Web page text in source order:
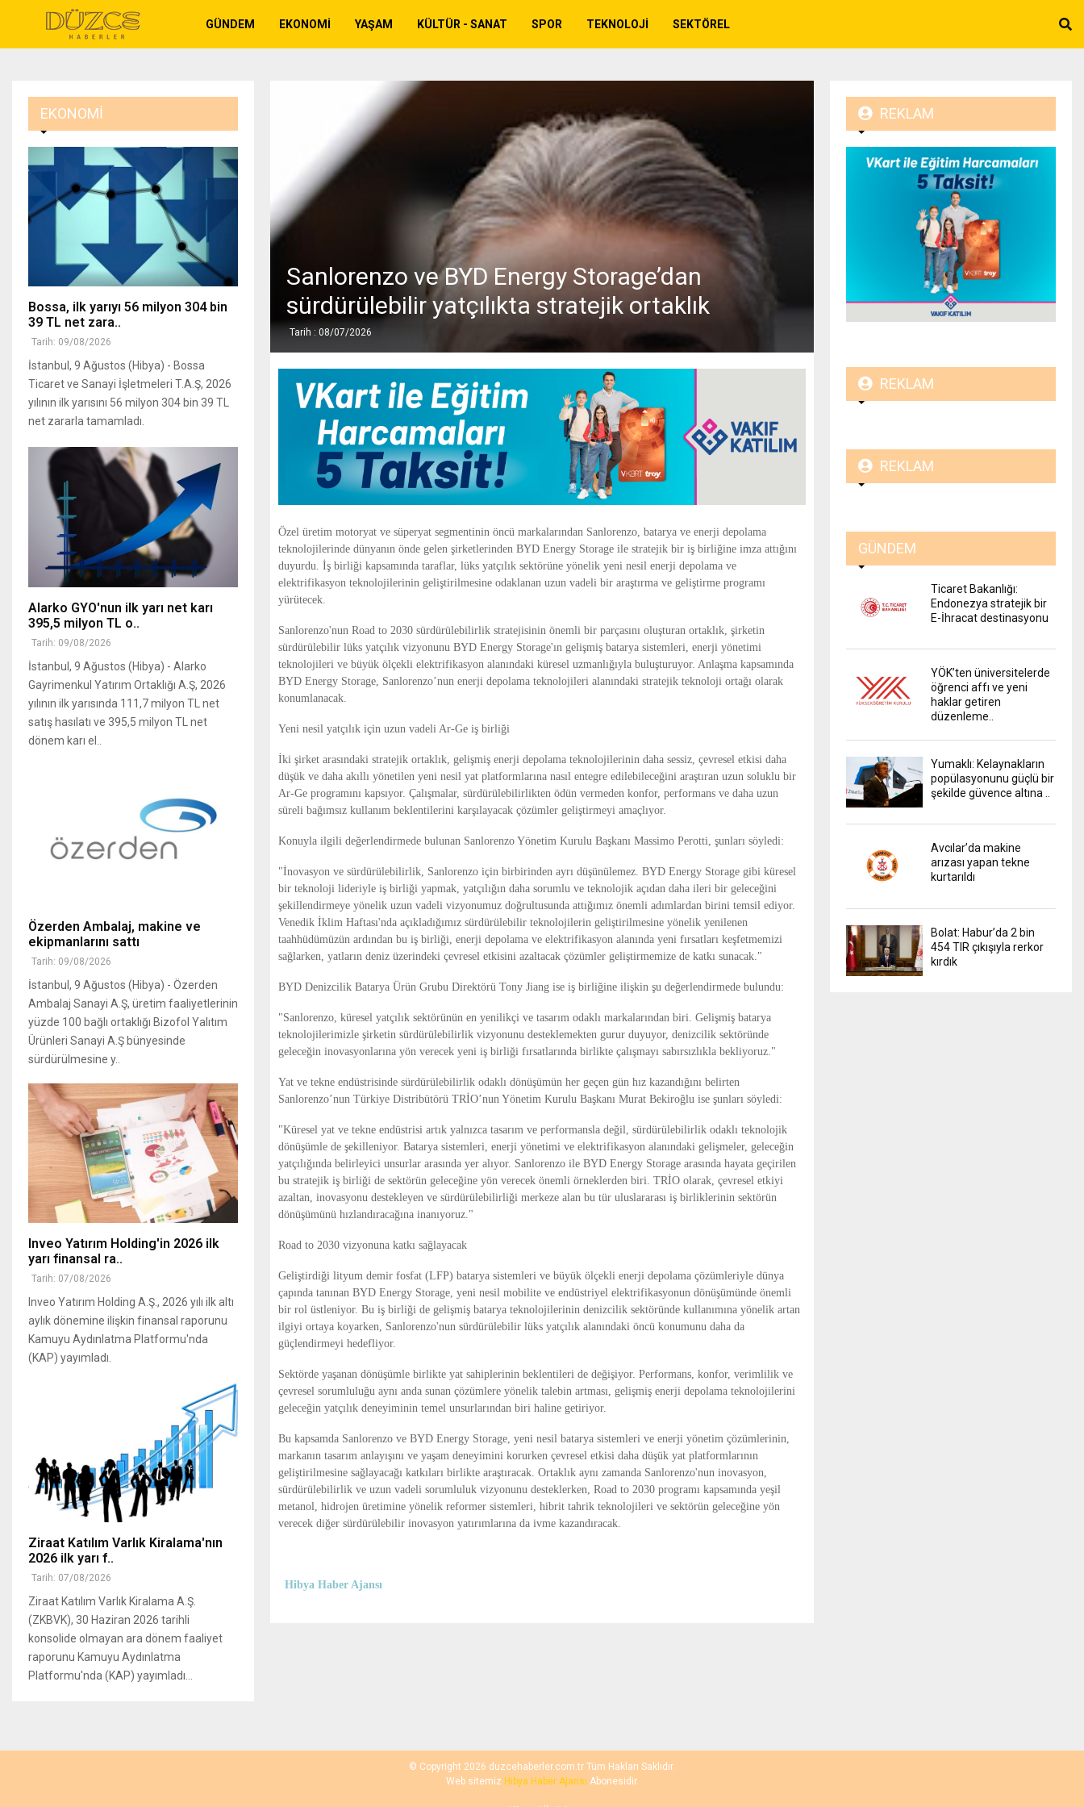
GÜNDEM EKONOMI YAŞAM KÜLTÜR - SANAT SPOR TEKNOLOJI SEKTÖREL
Sanlorenzo ve BYD Energy Storage’dan
sürdürülebilir yatçılıkta stratejik ortaklık
Tarih : 08/07/2026
Özel üretim motoryat ve süperyat segmentinin öncü markalarından Sanlorenzo, batarya ve enerji depolama
teknolojilerinde dünyanın önde gelen şirketlerinden BYD Energy Storage ile stratejik bir iş birliğine imza attığını
duyurdu. İş birliği kapsamında taraflar, lüks yatçılık sektörüne yönelik yeni nesil enerji depolama ve
elektrifikasyon teknolojilerinin geliştirilmesine odaklanan uzun vadeli bir araştırma ve geliştirme programı
yürütecek.
Sanlorenzo'nun Road to 2030 sürdürülebilirlik stratejisinin önemli bir parçasını oluşturan ortaklık, şirketin
sürdürülebilir lüks yatçılık vizyonunu BYD Energy Storage'ın gelişmiş batarya sistemleri, enerji yönetimi
teknolojileri ve büyük ölçekli elektrifikasyon alanındaki küresel uzmanlığıyla buluşturuyor. Anlaşma kapsamında
BYD Energy Storage, Sanlorenzo’nun enerji depolama teknolojileri alanındaki stratejik teknoloji ortağı olarak
konumlanacak.
Yeni nesil yatçılık için uzun vadeli Ar-Ge iş birliği
İki şirket arasındaki stratejik ortaklık, gelişmiş enerji depolama teknolojilerinin daha sessiz, çevresel etkisi daha
düşük ve daha akıllı yönetilen yeni nesil yat platformlarına nasıl entegre edilebileceğini araştıran uzun soluklu bir
Ar-Ge programını kapsıyor. Çalışmalar, sürdürülebilirlikten ödün vermeden konfor, performans ve daha uzun
süreli bağımsız kullanım beklentilerini karşılayacak çözümler geliştirmeyi amaçlıyor.
Konuyla ilgili değerlendirmede bulunan Sanlorenzo Yönetim Kurulu Başkanı Massimo Perotti, şunları söyledi:
"İnovasyon ve sürdürülebilirlik, Sanlorenzo için birbirinden ayrı düşünülemez. BYD Energy Storage gibi küresel
bir teknoloji lideriyle iş birliği yapmak, yatçılığın daha sorumlu ve teknolojik açıdan daha ileri bir geleceğini
şekillendirmeye yönelik uzun vadeli vizyonumuz doğrultusunda attığımız önemli adımlardan birini temsil ediyor.
Venedik İklim Haftası'nda açıkladığımız sürdürülebilir teknolojilerin geliştirilmesine yönelik yenilenen
taahhüdümüzün ardından bu iş birliği, enerji depolama ve elektrifikasyon alanında yeni fırsatları keşfetmemizi
sağlarken, yatların deniz üzerindeki çevresel etkisini azaltacak çözümler geliştirmemize de katkı sunacak."
BYD Denizcilik Batarya Ürün Grubu Direktörü Tony Jiang ise iş birliğine ilişkin şu değerlendirmede bulundu:
"Sanlorenzo, küresel yatçılık sektörünün en yenilikçi ve tasarım odaklı markalarından biri. Gelişmiş batarya
teknolojilerimizle şirketin sürdürülebilirlik vizyonunu desteklemekten gurur duyuyor, denizcilik sektöründe
geleceğin inovasyonlarına yön verecek yeni iş birliği fırsatlarında birlikte çalışmayı sabırsızlıkla bekliyoruz."
Yat ve tekne endüstrisinde sürdürülebilirlik odaklı dönüşümün her geçen gün hız kazandığını belirten
Sanlorenzo’nun Türkiye Distribütörü TRİO’nun Yönetim Kurulu Başkanı Murat Bekiroğlu ise şunları söyledi:
"Küresel yat ve tekne endüstrisi artık yalnızca tasarım ve performansla değil, sürdürülebilirlik odaklı teknolojik
dönüşümle de şekilleniyor. Batarya sistemleri, enerji yönetimi ve elektrifikasyon alanındaki gelişmeler, geleceğin
yatçılığında belirleyici unsurlar arasında yer alıyor. Sanlorenzo ile BYD Energy Storage arasında hayata geçirilen
bu stratejik iş birliği de sektörün geleceğine yön verecek önemli örneklerden biri. TRİO olarak, çevresel etkiyi
azaltan, inovasyonu destekleyen ve sürdürülebilirliği merkeze alan bu tür uluslararası iş birliklerinin sektörün
dönüşümünü hızlandıracağına inanıyoruz."
Road to 2030 vizyonuna katkı sağlayacak
Geliştirdiği lityum demir fosfat (LFP) batarya sistemleri ve büyük ölçekli enerji depolama çözümleriyle dünya
çapında tanınan BYD Energy Storage, yeni nesil mobilite ve endüstriyel elektrifikasyonun dönüşümünde önemli
bir rol üstleniyor. Bu iş birliği de gelişmiş batarya teknolojilerinin denizcilik sektöründe kullanımına yönelik artan
ilgiyi ortaya koyarken, Sanlorenzo'nun sürdürülebilir lüks yatçılık alanındaki öncü konumunu daha da
güçlendirmeyi hedefliyor.
Sektörde yaşanan dönüşümle birlikte yat sahiplerinin beklentileri de değişiyor. Performans, konfor, verimlilik ve
çevresel sorumluluğu aynı anda sunan çözümlere yönelik talebin artması, gelişmiş enerji depolama teknolojilerini
geleceğin yatçılık deneyiminin temel unsurlarından biri haline getiriyor.
Bu kapsamda Sanlorenzo ve BYD Energy Storage, yeni nesil batarya sistemleri ve enerji yönetim çözümlerinin,
markanın tasarım anlayışını ve yaşam deneyimini korurken çevresel etkisi daha düşük yat platformlarının
geliştirilmesine sağlayacağı katkıları birlikte araştıracak. Ortaklık aynı zamanda Sanlorenzo'nun inovasyon,
sürdürülebilirlik ve uzun vadeli sorumluluk vizyonunu desteklerken, Road to 2030 programı kapsamında yeşil
metanol, hidrojen üretimine yönelik reformer sistemleri, hibrit tahrik teknolojileri ve sektörün geleceğine yön
verecek diğer sürdürülebilir inovasyon yatırımlarına da ivme kazandıracak.
Hibya Haber Ajansı
EKONOMI
Bossa, ilk yarıyı 56 milyon 304 bin
39 TL net zara..
Tarih: 09/08/2026
İstanbul, 9 Ağustos (Hibya) - Bossa
Ticaret ve Sanayi İşletmeleri T.A.Ş, 2026
yılının ilk yarısını 56 milyon 304 bin 39 TL
net zararla tamamladı.
Alarko GYO'nun ilk yarı net karı
395,5 milyon TL o..
Tarih: 09/08/2026
İstanbul, 9 Ağustos (Hibya) - Alarko
Gayrimenkul Yatırım Ortaklığı A.Ş, 2026
yılının ilk yarısında 111,7 milyon TL net
satış hasılatı ve 395,5 milyon TL net
dönem karı el..
Özerden Ambalaj, makine ve
ekipmanlarını sattı
Tarih: 09/08/2026
İstanbul, 9 Ağustos (Hibya) - Özerden
Ambalaj Sanayi A.Ş, üretim faaliyetlerinin
yüzde 100 bağlı ortaklığı Bizofol Yalıtım
Ürünleri Sanayi A.Ş bünyesinde
sürdürülmesine y..
Inveo Yatırım Holding'in 2026 ilk
yarı finansal ra..
Tarih: 07/08/2026
Inveo Yatırım Holding A.Ş., 2026 yılı ilk altı
aylık dönemine ilişkin finansal raporunu
Kamuyu Aydınlatma Platformu'nda
(KAP) yayımladı.
Ziraat Katılım Varlık Kiralama'nın
2026 ilk yarı f..
Tarih: 07/08/2026
Ziraat Katılım Varlık Kiralama A.Ş.
(ZKBVK), 30 Haziran 2026 tarihli
konsolide olmayan ara dönem faaliyet
raporunu Kamuyu Aydınlatma
Platformu'nda (KAP) yayımladı...
REKLAM
REKLAM
REKLAM
GÜNDEM
Ticaret Bakanlığı:
Endonezya stratejik bir
E-İhracat destinasyonu
YÖK’ten üniversitelerde
öğrenci affı ve yeni
haklar getiren
düzenleme..
Yumaklı: Kelaynakların
popülasyonunu güçlü bir
şekilde güvence altına ..
Avcılar’da makine
arızası yapan tekne
kurtarıldı
Bolat: Habur’da 2 bin
454 TIR çıkışıyla rerkor
kırdık
© Copyright 2026 duzcehaberler.com.tr Tüm Hakları Saklıdır.
Web sitemiz Hibya Haber Ajansı Abonesidir.